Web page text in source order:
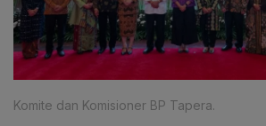
Komite dan Komisioner BP Tapera.